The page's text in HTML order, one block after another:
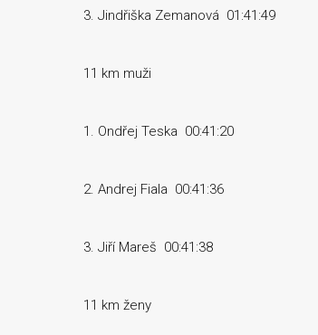
3. Jindřiška Zemanová 01:41:49
11 km muži
1. Ondřej Teska 00:41:20
2. Andrej Fiala 00:41:36
3. Jiří Mareš 00:41:38
11 km ženy